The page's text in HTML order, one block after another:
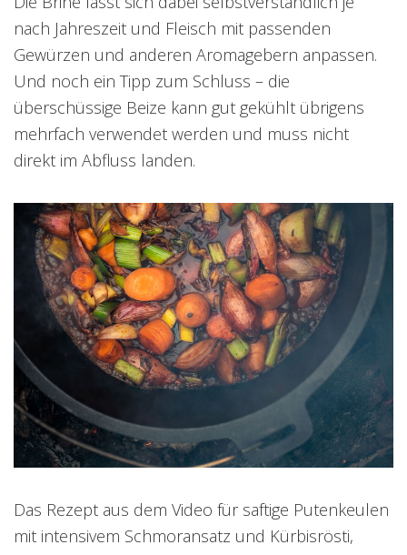
nach Jahreszeit und Fleisch mit passenden
Gewürzen und anderen Aromagebern anpassen.
Und noch ein Tipp zum Schluss – die
überschüssige Beize kann gut gekühlt übrigens
mehrfach verwendet werden und muss nicht
direkt im Abfluss landen.
Das Rezept aus dem Video für saftige Putenkeulen
mit intensivem Schmoransatz und Kürbisrösti,